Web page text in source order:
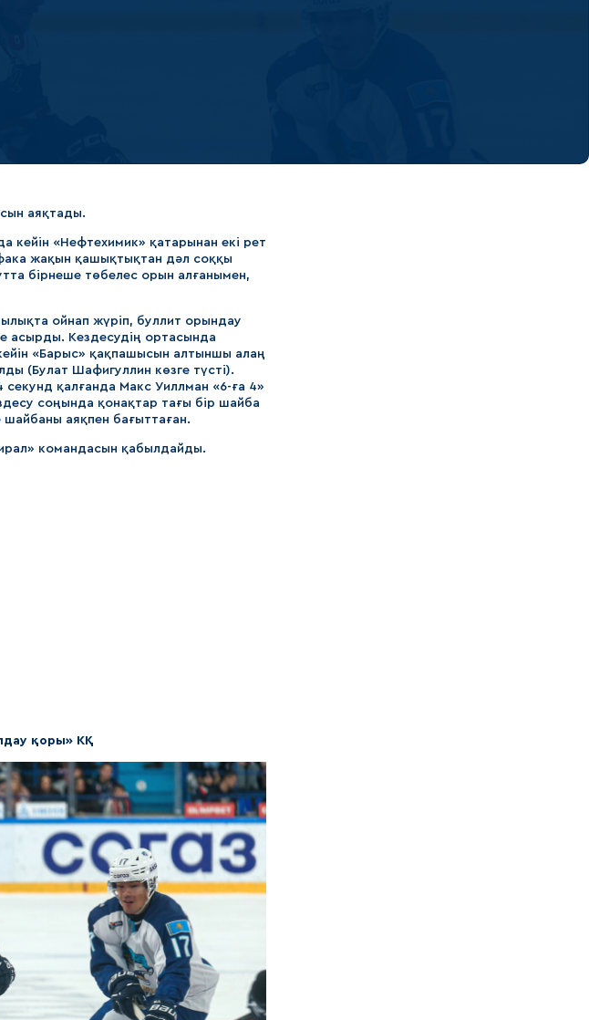
аяқтады.
кейін «Нефтехимик» қатарынан екі рет
жақын қашықтықтан дәл соққы
бірнеше төбелес орын алғанымен,
ойнап жүріп, буллит орындау
асырды. Кездесудің ортасында
«Барыс» қақпашысын алтыншы алаң
(Булат Шафигуллин көзге түсті).
қалғанда Макс Уиллман «6-ға 4»
соңында қонақтар тағы бір шайба
аяқпен бағыттаған.
командасын қабылдайды.
қоры» КҚ